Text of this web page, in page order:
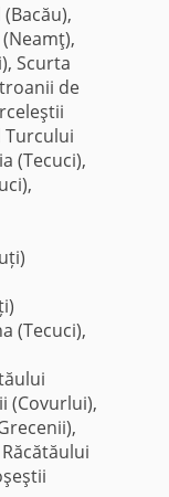
Scurta
de
Turcului
(Tecuci),
(Tecuci),
(Covurlui),